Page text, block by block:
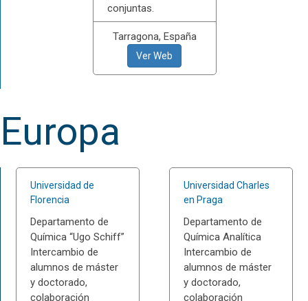
conjuntas.
Tarragona, España
Ver Web
Europa
Universidad de
Florencia
Departamento de
Química “Ugo Schiff”
Intercambio de
alumnos de máster
y doctorado,
colaboración
Universidad Charles
en Praga
Departamento de
Química Analítica
Intercambio de
alumnos de máster
y doctorado,
colaboración